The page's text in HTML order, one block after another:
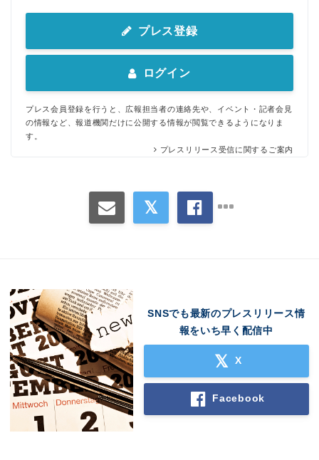
プレス登録
ログイン
プレス会員登録を行うと、広報担当者の連絡先や、イベント・記者会見
の情報など、報道機関だけに公開する情報が閲覧できるようになりま
す。
プレスリリース受信に関するご案内
SNSでも最新のプレスリリース情
報をいち早く配信中
X
Facebook